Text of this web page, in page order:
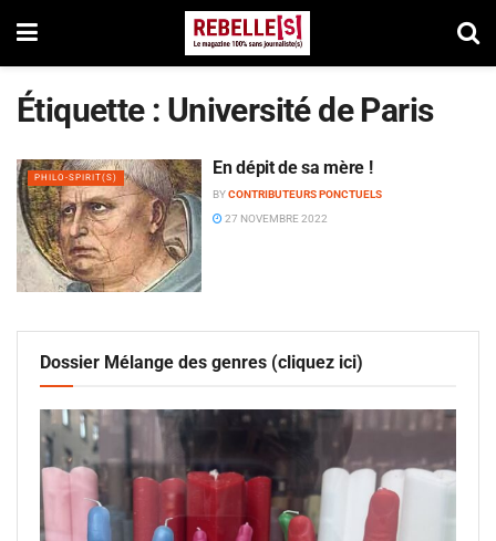
Étiquette : Université de Paris
PHILO-SPIRIT(S) En dépit de sa mère !
BYCONTRIBUTEURS PONCTUELS
27 NOVEMBRE 2022
Dossier Mélange des genres (cliquez ici)